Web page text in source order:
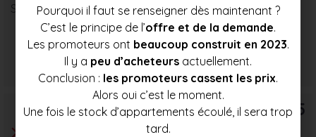
Surface moyenne : 77 m²
Prix mini
338 000 €
Prix moyen
358 500 €
Prix max
379 000 €
T5
Pourquoi il faut se renseigner dès maintenant ?
C’est le principe de l’offre et de la demande.
Les promoteurs ont beaucoup construit en 2023.
Il y a peu d’acheteurs actuellement.
Conclusion : les promoteurs cassent les prix.
Alors oui c’est le moment.
Une fois le stock d’appartements écoulé, il sera trop
tard.